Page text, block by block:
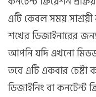
এটি কেবল সময়
শখের ডিজাইনারের
আপনি যদি এখনো
তবে এটি একবার
ডিজাইনিং বা কনটেন্ট